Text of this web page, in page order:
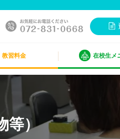
教習料金 在校生メ
等）